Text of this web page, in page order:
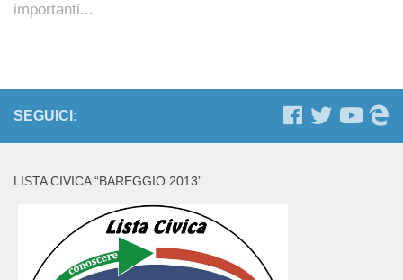
importanti...
SEGUICI:
LISTA CIVICA “BAREGGIO 2013”